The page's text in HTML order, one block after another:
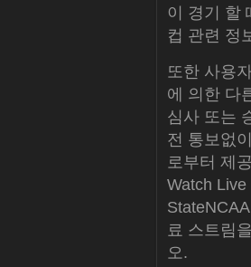
이 경기 할
컵 관련 정
또한 사용
에 의한 다
심사 또는
전 통보없
로부터 제
Watch
료 스트림
오.